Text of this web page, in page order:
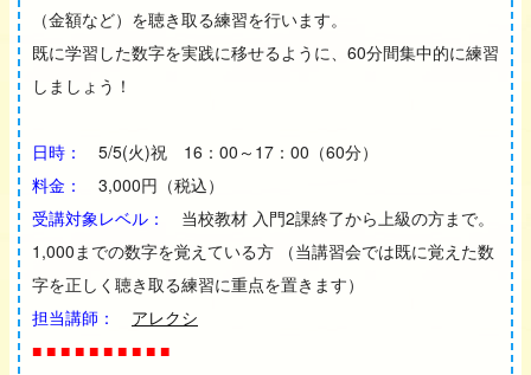
（金額など）を聴き取る練習を行います。
既に学習した数字を実践に移せるように、60分間集中的に練習
しましょう！
日時：
5/5(火)祝 16：00～17：00（60分）
料金：
3,000円（税込）
受講対象レベル：
当校教材 入門2課終了から上級の方まで。
1,000までの数字を覚えている方 （当講習会では既に覚えた数
字を正しく聴き取る練習に重点を置きます）
担当講師：
アレクシ
■ ■ ■ ■ ■ ■ ■ ■ ■ ■